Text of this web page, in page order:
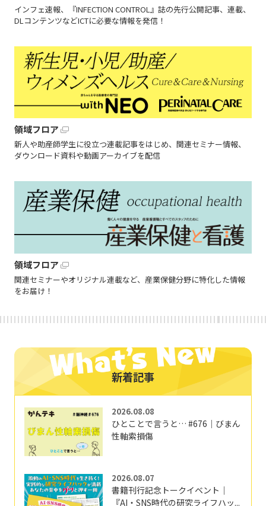
インフェ速報、『INFECTION CONTROL』誌の先行公開記事、連載、
DLコンテンツなどICTに必要な情報を発信！
領域フロア
新人や助産師学生に役立つ連載記事をはじめ、関連セミナー情報、
ダウンロード資料や動画アーカイブを配信
領域フロア
関連セミナーやオリジナル連載など、産業保健分野に特化した情報
をお届け！
新着記事
2026.08.08
ひとことで言うと… #676｜びまん
性軸索損傷
2026.08.07
書籍刊行記念トークイベント｜
『AI・SNS時代の研究ライフハッ...